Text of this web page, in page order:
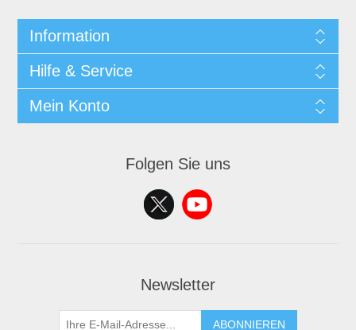
Information
Hilfe & Service
Mein Konto
Folgen Sie uns
Newsletter
ABONNIEREN